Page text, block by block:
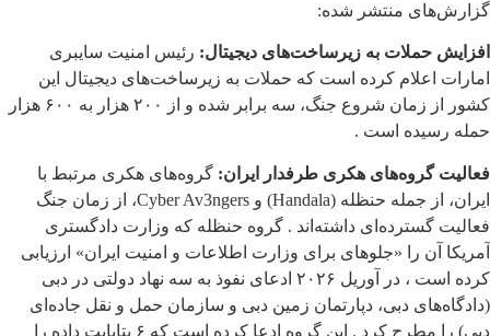
گزارش‌های منتشر شده:
افزایش حملات به زیرساخت‌های دیجیتال: رئیس امنیت سایبری
امارات اعلام کرده است که حملات به زیرساخت‌های دیجیتال این
کشور از زمان شروع جنگ، سه برابر شده و از ۲۰۰ هزار به ۶۰۰ هزار
حمله رسیده است .
فعالیت گروه‌های هکری طرفدار ایران: گروه‌های هکری مرتبط با
ایران، از جمله حنظله (Handala) و Cyber Av3ngers، از زمان جنگ
فعالیت گسترده‌ای داشته‌اند . گروه حنظله که وزارت دادگستری
آمریکا آن را «جلوهای برای وزارت اطلاعات و امنیت ایران» ارزیابی
کرده است ، در آوریل ۲۰۲۶ ادعای نفوذ به سه نهاد دولتی در دبی
(دادگاه‌های دبی، دپارتمان زمین دبی و سازمان حمل و نقل جاده‌ای
دبی) را مطرح کرد . این گروه ادعا کرده است که ۶ پتابایت داده را